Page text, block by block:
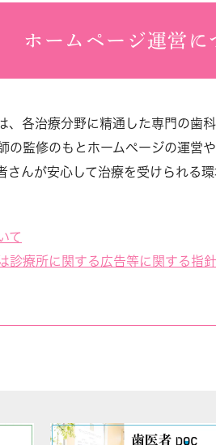
ホームページ運営に
、各治療分野に精通した専門の歯
の監修のもとホームページの運営
んが安心して治療を受けられる環
て
診療所に関する広告等に関する指